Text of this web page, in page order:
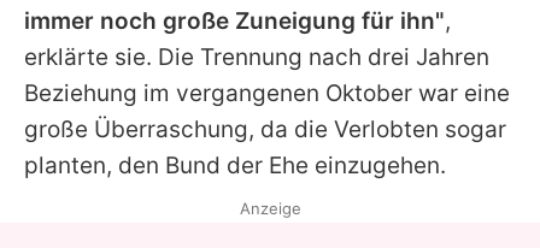
immer noch große Zuneigung für ihn",
erklärte sie. Die Trennung nach drei Jahren
Beziehung im vergangenen Oktober war eine
große Überraschung, da die Verlobten sogar
planten, den Bund der Ehe einzugehen.
Anzeige